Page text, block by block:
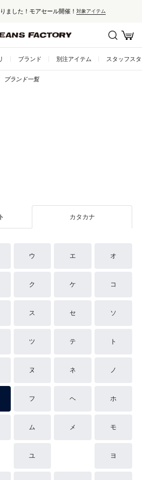
ました！モアセール開催！ 対象アイテム
ブランド 別注アイテム スタッフス
ブランド一覧
カタカナ
ウ エ オ
ク ケ コ
ス セ ソ
ツ テ ト
ヌ ネ ノ
フ ヘ ホ
ム メ モ
ユ ヨ